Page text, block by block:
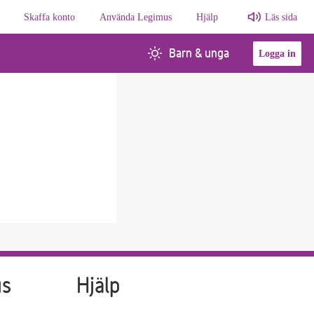
Skaffa konto Använda Legimus Hjälp Läs sida
Barn & unga Logga in
Hjälp